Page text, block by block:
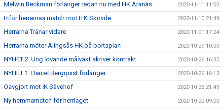
Melwin Beckman förlänger redan nu med HK Aranäs 2020-11-11 11:00
Inför herrarnas match mot IFK Skövde 2020-11-10 21:49
Herrarna Tränar vidare 2020-11-01 17:24
Herrarna möter Alingsås HK på bortaplan 2020-10-29 10:00
NYHET 2. Ung lovande målvakt skriver kontrakt 2020-10-26 16:32
NYHET 1. Daniel Bergquist förlänger 2020-10-26 16:13
Oavgjort mot IK Sävehof 2020-10-25 21:49
Ny hemmamatch för herrlaget 2020-10-22 09:00